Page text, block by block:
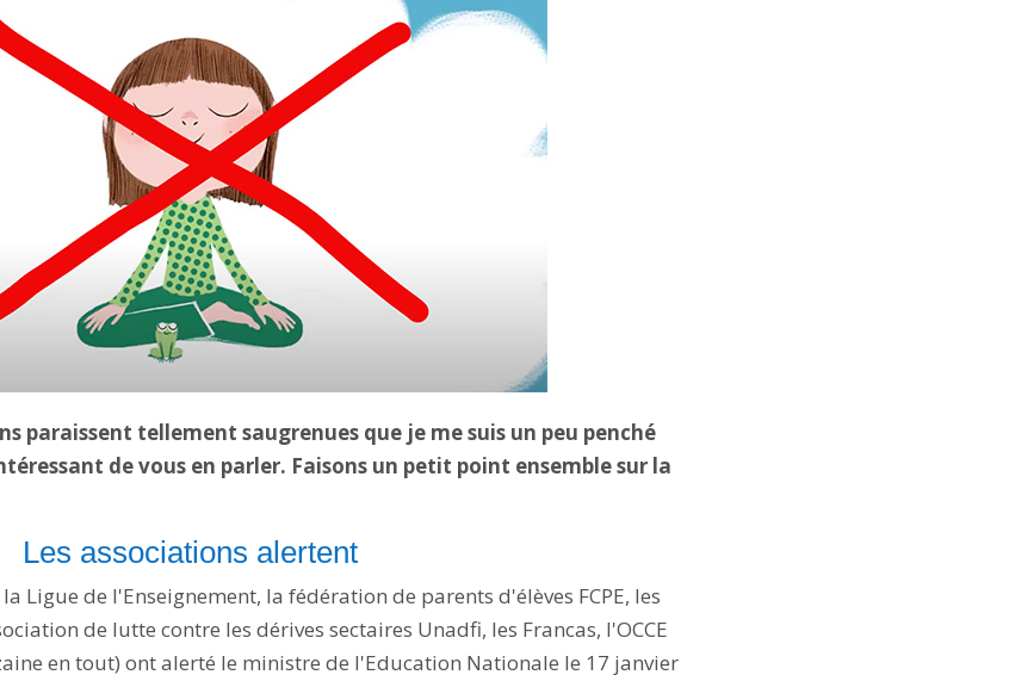
paraissent tellement saugrenues que je me suis un peu penché
de vous en parler. Faisons un petit point ensemble sur la
Les associations alertent
Ligue de l'Enseignement, la fédération de parents d'élèves FCPE, les
de lutte contre les dérives sectaires Unadfi, les Francas, l'OCCE
en tout) ont alerté le ministre de l'Education Nationale le 17 janvier